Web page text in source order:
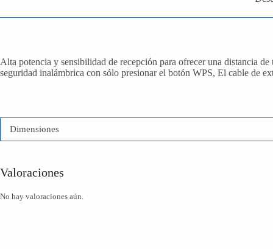
Alta potencia y sensibilidad de recepción para ofrecer una distancia
seguridad inalámbrica con sólo presionar el botón WPS, El cable de
Dimensiones
Valoraciones
No hay valoraciones aún.